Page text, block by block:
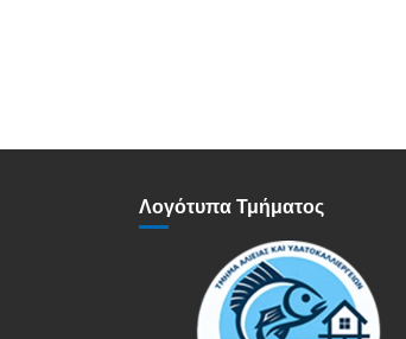
Λογότυπα Τμήματος